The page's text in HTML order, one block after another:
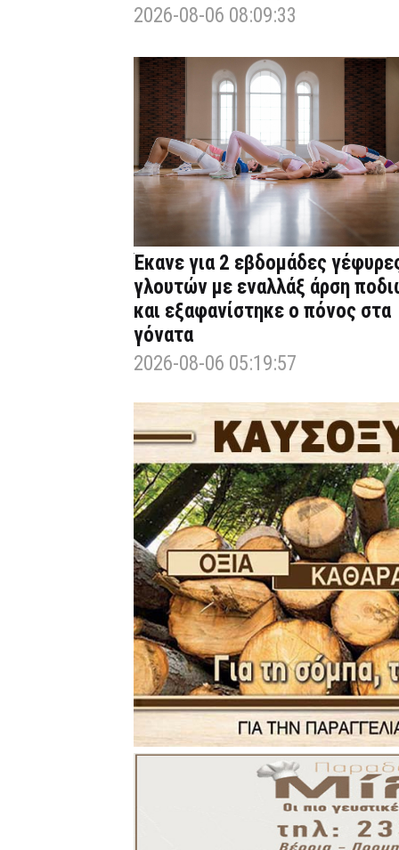
2026-08-06 08:09:33
Έκανε για 2 εβδομάδες
γλουτών με εναλλάξ άρση
και εξαφανίστηκε ο πόνος στα
γόνατα
2026-08-06 05:19:57